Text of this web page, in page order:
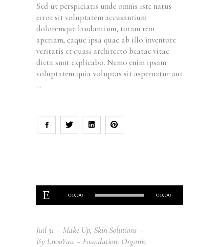
Sed ut perspiciatis unde omnis iste natus
error sit voluptatem accusantium
doloremque laudantium, totam rem
aperiam, eaque ipsa quae ab illo inventore
veritatis et quasi architecto beatae vitae
dicta sunt explicabo. Nemo enim ipsam
voluptatem quia voluptas sit aspernatur aut
Lecteur
audio
00:00 00:00
Juil 31 Make Up, Skin Solutions
By LnooYau Foundation, Organic